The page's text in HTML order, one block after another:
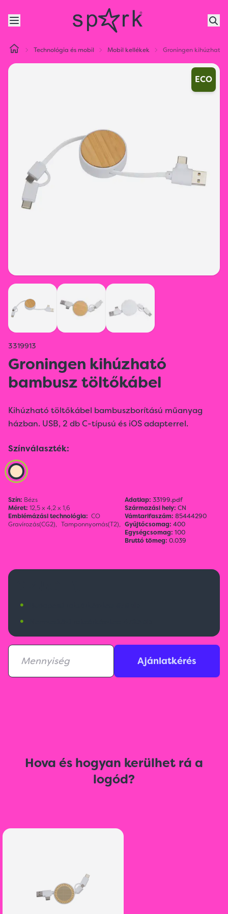
Technológia és mobil Mobil kellékek Groningen kihúzható
ECO
3319913
Groningen kihúzható
bambusz töltőkábel
Kihúzható töltőkábel bambuszborítású műanyag
házban. USB, 2 db C-típusú és iOS adapterrel.
Színválaszték:
Szín: Bézs
Méret: 12,5 x 4,2 x 1,6
Emblémázási technológia: CO
Gravírozás(CG2), Tamponnyomás(T2),
Adatlap: 33199.pdf
Származási hely: CN
Vámtarifaszám: 85444290
Gyűjtőcsomag: 400
Egységcsomag: 100
Bruttó tömeg: 0.039
•
•
Ajánlatkérés
Hova és hogyan kerülhet rá a
logód?